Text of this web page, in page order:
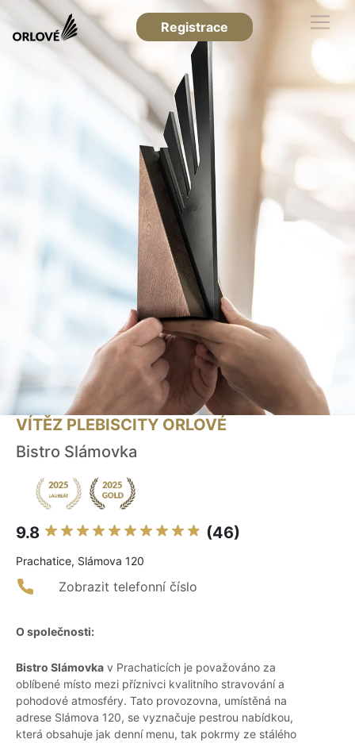
Registrace
VÍTĚZ PLEBISCITY ORLOVÉ
Bistro Slámovka
9.8 (46)
Prachatice, Slámova 120
Zobrazit telefonní číslo
O společnosti:
Bistro Slámovka v Prachaticích je považováno za
oblíbené místo mezi příznivci kvalitního stravování a
pohodové atmosféry. Tato provozovna, umístěná na
adrese Slámova 120, se vyznačuje pestrou nabídkou,
která obsahuje jak denní menu, tak pokrmy ze stálého